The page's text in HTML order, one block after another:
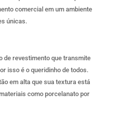
comercial em um ambiente
únicas.
de revestimento que transmite
isso é o queridinho de todos.
em alta que sua textura está
como porcelanato por